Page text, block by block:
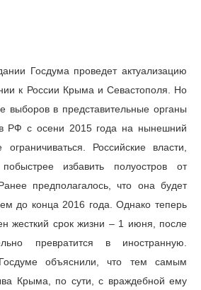
Госдума проведет актуализацию
к России Крыма и Севастополя. Но
выборов в представительные органы
РФ с осени 2015 года на нынешний
Российские власти,
избавить полуостров от
предполагалось, что она будет
до конца 2016 года. Однако теперь
жесткий срок жизни – 1 июня, после
превратится в иностранную.
объяснили, что тем самым
Крыма, по сути, с враждебной ему